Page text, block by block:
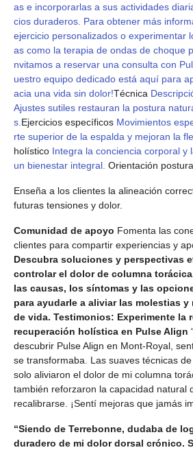
as e incorporarlas a sus actividades
cios duraderos. Para obtener más
ejercicio personalizados o experimentar
as como la terapia de ondas de choque
nvitamos a reservar una consulta con
uestro equipo dedicado está aquí para
acia una vida sin dolor!Técnica
Ajustes sutiles restauran la postura
s.Ejercicios específicos Movimientos
rte superior de la espalda y mejoran la
holístico Integra la conciencia corporal y
un bienestar integral. Orientación
Enseña a los clientes la alineación
futuras tensiones y dolor.
Comunidad de apoyo Fomenta las
clientes para compartir experiencias y
Descubra soluciones y perspectivas
controlar el dolor de columna
las causas, los síntomas y las
para ayudarle a aliviar las molestias y
de vida. Testimonios: Experimente la
recuperación holística en Pulse Align
descubrir Pulse Align en Mont-Royal,
se transformaba. Las suaves técnicas
solo aliviaron el dolor de mi columna
también reforzaron la capacidad natural
recalibrarse. ¡Sentí mejoras que jamás
“Siendo de Terrebonne, dudaba de
duradero de mi dolor dorsal crónico.